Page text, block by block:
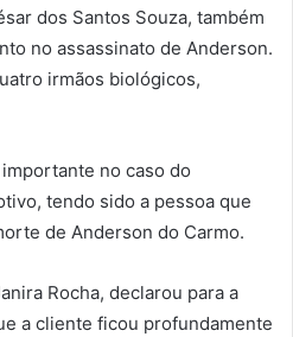
dos Santos Souza, também
no assassinato de Anderson.
irmãos biológicos,
no caso do
tendo sido a pessoa que
de Anderson do Carmo.
Rocha, declarou para a
a cliente ficou profundamente